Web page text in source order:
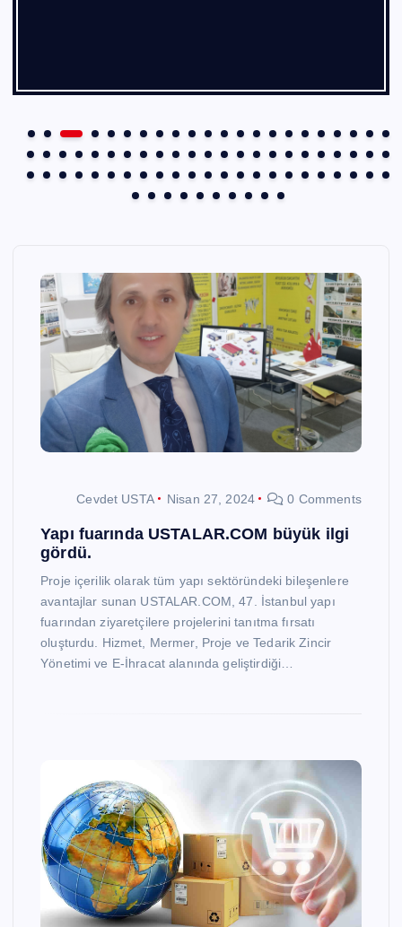
Cevdet USTA Nisan 27, 2024 0 Comments
Yapı fuarında USTALAR.COM büyük ilgi
gördü.
Proje içerilik olarak tüm yapı sektöründeki bileşenlere
avantajlar sunan USTALAR.COM, 47. İstanbul yapı
fuarından ziyaretçilere projelerini tanıtma fırsatı
oluşturdu. Hizmet, Mermer, Proje ve Tedarik Zincir
Yönetimi ve E-İhracat alanında geliştirdiği…